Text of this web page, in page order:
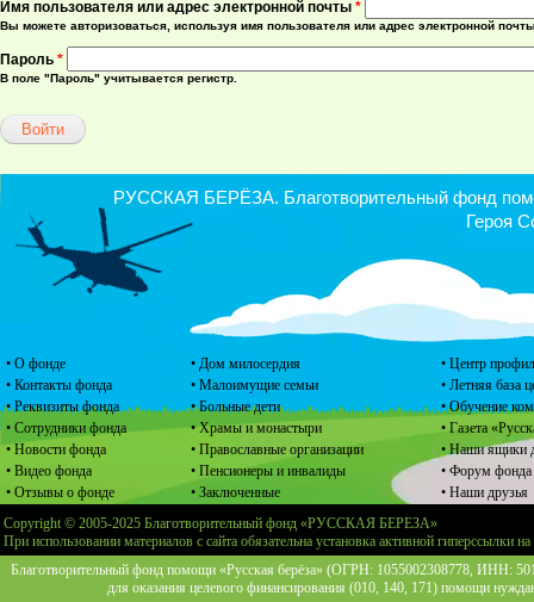
Имя пользователя или адрес электронной почты *
Вы можете авторизоваться, используя имя пользователя или адрес электронной
Пароль *
В поле "Пароль" учитывается регистр.
• О фонде
• Контакты фонда
• Реквизиты фонда
• Сотрудники фонда
• Новости фонда
• Видео фонда
• Отзывы о фонде
• Дом милосердия
• Малоимущие семьи
• Больные дети
• Храмы и монастыри
• Православные организации
• Пенсионеры и инвалиды
• Заключенные
• Центр
• Летняя база
• Обучение
• Газета
• Наши ящики
• Форум фонда
• Наши друзья
РУССКАЯ БЕРЁЗА. Благотворительный фонд
Героя
Copyright © 2005-2025 Благотворительный фонд «РУССКАЯ БЕРЕЗА»
При использовании материалов с сайта обязательна установка активной гиперссылки
Благотворительный фонд помощи «Русская берёза» (ОГРН: 1055002308778, ИНН:
для оказания целевого финансирования (010, 140, 171) помощи